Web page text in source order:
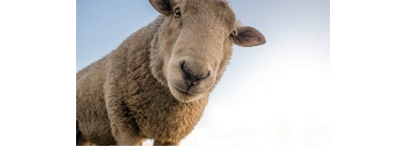
НАШЕ ПРАВО
ОБЈАВИ
ПРОЕКТИ
КОНТАКТ